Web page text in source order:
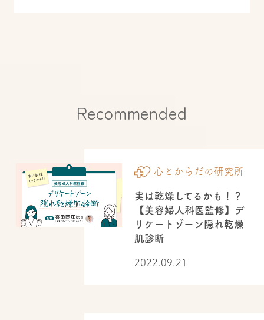
Recommended
心とからだの研究所
実は乾燥してるかも！？
【美容婦人科医監修】デ
リケートゾーン隠れ乾燥
肌診断
2022.09.21